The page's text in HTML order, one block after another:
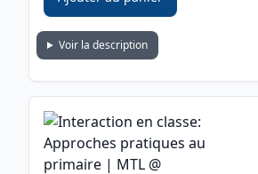
Voir la description